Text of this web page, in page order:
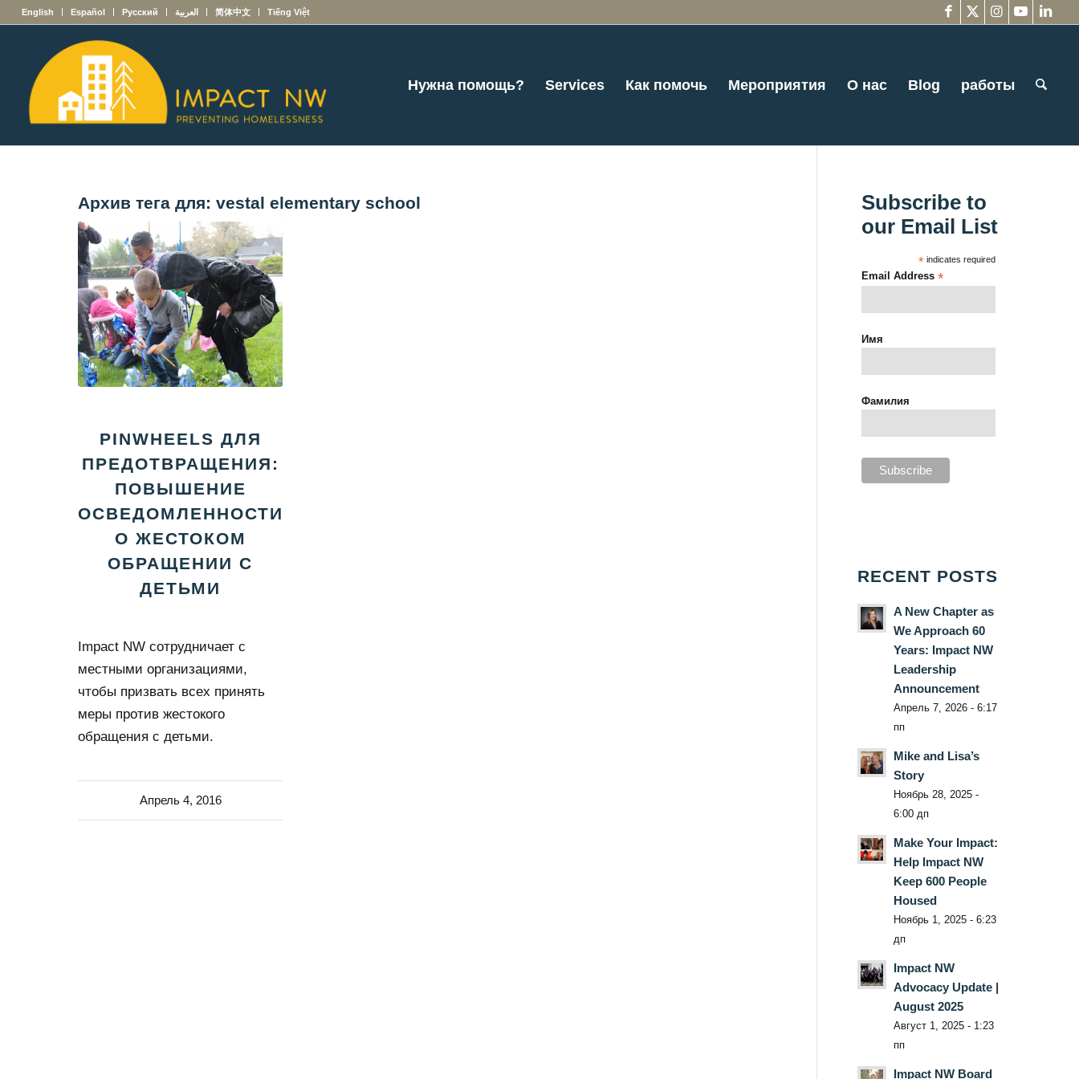
English Español Русский العربية 简体中文 Tiếng Việt
Нужна помощь? Services Как помочь Мероприятия О нас Blog работы
Архив тега для:vestal elementary school
PINWHEELS ДЛЯ
ПРЕДОТВРАЩЕНИЯ:
ПОВЫШЕНИЕ
ОСВЕДОМЛЕННОСТИ
О ЖЕСТОКОМ
ОБРАЩЕНИИ С
ДЕТЬМИ
Impact NW сотрудничает с
местными организациями,
чтобы призвать всех принять
меры против жестокого
обращения с детьми.
Апрель 4, 2016
Subscribe to
our Email List
* indicates required
Email Address*
Имя
Фамилия
RECENT POSTS
A New Chapter as
We Approach 60
Years: Impact NW
Leadership
Announcement
Апрель 7, 2026 - 6:17
пп
Mike and Lisa’s
Story
Ноябрь 28, 2025 -
6:00 дп
Make Your Impact:
Help Impact NW
Keep 600 People
Housed
Ноябрь 1, 2025 - 6:23
дп
Impact NW
Advocacy Update |
August 2025
Август 1, 2025 - 1:23
пп
Impact NW Board